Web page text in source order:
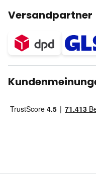
Versandpartner